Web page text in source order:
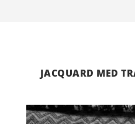
JACQUARD MED